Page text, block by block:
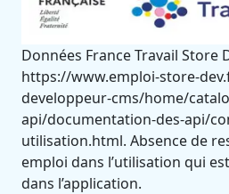
Données France Travail Store
https://www.emploi-store-
developpeur-cms/home/
api/documentation-des-api/
utilisation.html. Absence de
emploi dans l’utilisation qui
dans l’application.